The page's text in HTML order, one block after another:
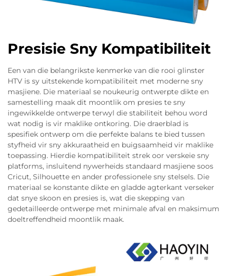
Presisie Sny Kompatibiliteit
Een van die belangrikste kenmerke van die rooi glinster
HTV is sy uitstekende kompatibiliteit met moderne sny
masjiene. Die materiaal se noukeurig ontwerpte dikte en
samestelling maak dit moontlik om presies te sny
ingewikkelde ontwerpe terwyl die stabiliteit behou word
wat nodig is vir maklike ontkoring. Die draerblad is
spesifiek ontwerp om die perfekte balans te bied tussen
styfheid vir sny akkuraatheid en buigsaamheid vir maklike
toepassing. Hierdie kompatibiliteit strek oor verskeie sny
platforms, insluitend nywerheids standaard masjiene soos
Cricut, Silhouette en ander professionele sny stelsels. Die
materiaal se konstante dikte en gladde agterkant verseker
dat snye skoon en presies is, wat die skepping van
gedetailleerde ontwerpe met minimale afval en maksimum
doeltreffendheid moontlik maak.